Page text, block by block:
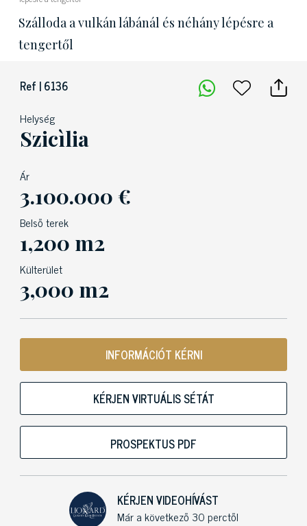
Szálloda a vulkán lábánál és néhány lépésre a
tengertől
Ref | 6136
Helység
Szicìlia
Ár
3.100.000 €
Belső terek
1,200 m2
Külterület
3,000 m2
INFORMÁCIÓT KÉRNI
KÉRJEN VIRTUÁLIS SÉTÁT
PROSPEKTUS PDF
KÉRJEN VIDEOHÍVÁST
Már a következő 30 perctől